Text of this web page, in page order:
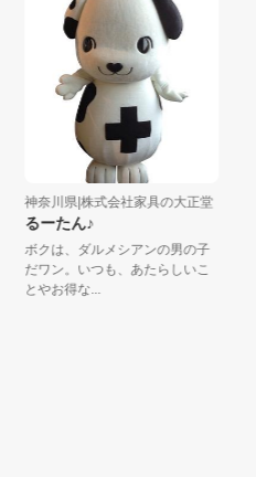
神奈川県|株式会社家具の大正堂
るーたん♪
ボクは、ダルメシアンの男の子
だワン。いつも、あたらしいこ
とやお得な...